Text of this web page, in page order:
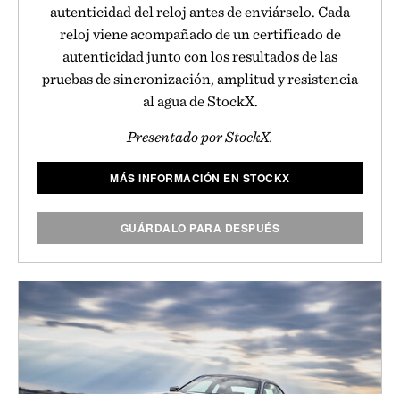
autenticidad del reloj antes de enviárselo. Cada
reloj viene acompañado de un certificado de
autenticidad junto con los resultados de las
pruebas de sincronización, amplitud y resistencia
al agua de StockX.
Presentado por StockX.
MÁS INFORMACIÓN EN STOCKX
GUÁRDALO PARA DESPUÉS